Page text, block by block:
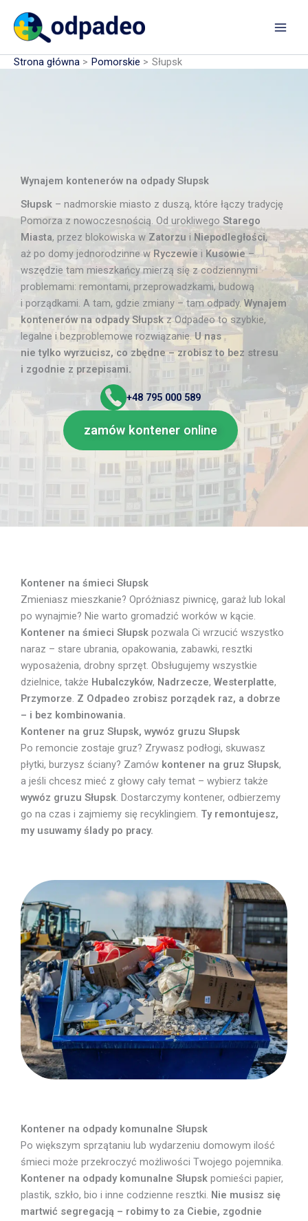
treści
Strona główna
Pomorskie Słupsk
Wynajem kontenerów na odpady Słupsk
Słupsk – nadmorskie miasto z duszą, które łączy tradycję
Pomorza z nowoczesnością. Od urokliwego Starego
Miasta, przez blokowiska w Zatorzu i Niepodległości,
aż po domy jednorodzinne wRyczewie i Kusowie–
wszędzie tam mieszkańcy mierzą się z codziennymi
problemami: remontami, przeprowadzkami, budową
i porządkami. A tam, gdzie zmiany – tam odpady.Wynajem
kontenerów na odpady Słupsk z Odpadeo to szybkie,
legalne i bezproblemowe rozwiązanie.U nas
nie tylko wyrzucisz, co zbędne – zrobisz to bez stresu
i zgodnie z przepisami.
+48 795 000 589
zamów kontener online
Kontener na śmieci Słupsk
Zmieniasz mieszkanie? Opróżniasz piwnicę, garaż lub lokal
po wynajmie? Nie warto gromadzić worków w kącie.
Kontener na śmieci Słupsk pozwala Ci wrzucić wszystko
naraz – stare ubrania, opakowania, zabawki, resztki
wyposażenia, drobny sprzęt. Obsługujemy wszystkie
dzielnice, także Hubalczyków, Nadrzecze, Westerplatte,
Przymorze. Z Odpadeo zrobisz porządek raz, a dobrze
– i bez kombinowania.
Kontener na gruz Słupsk, wywóz gruzu Słupsk
Po remoncie zostaje gruz? Zrywasz podłogi, skuwasz
płytki, burzysz ściany? Zamów kontener na gruz Słupsk,
a jeśli chcesz mieć z głowy cały temat – wybierz także
wywóz gruzu Słupsk. Dostarczymy kontener, odbierzemy
go na czas i zajmiemy się recyklingiem. Ty remontujesz,
my usuwamy ślady po pracy.
Kontener na odpady komunalne Słupsk
Po większym sprzątaniu lub wydarzeniu domowym ilość
śmieci może przekroczyć możliwości Twojego pojemnika.
Kontener na odpady komunalne Słupsk pomieści papier,
plastik, szkło, bio i inne codzienne resztki. Nie musisz się
martwić segregacją – robimy to za Ciebie, zgodnie